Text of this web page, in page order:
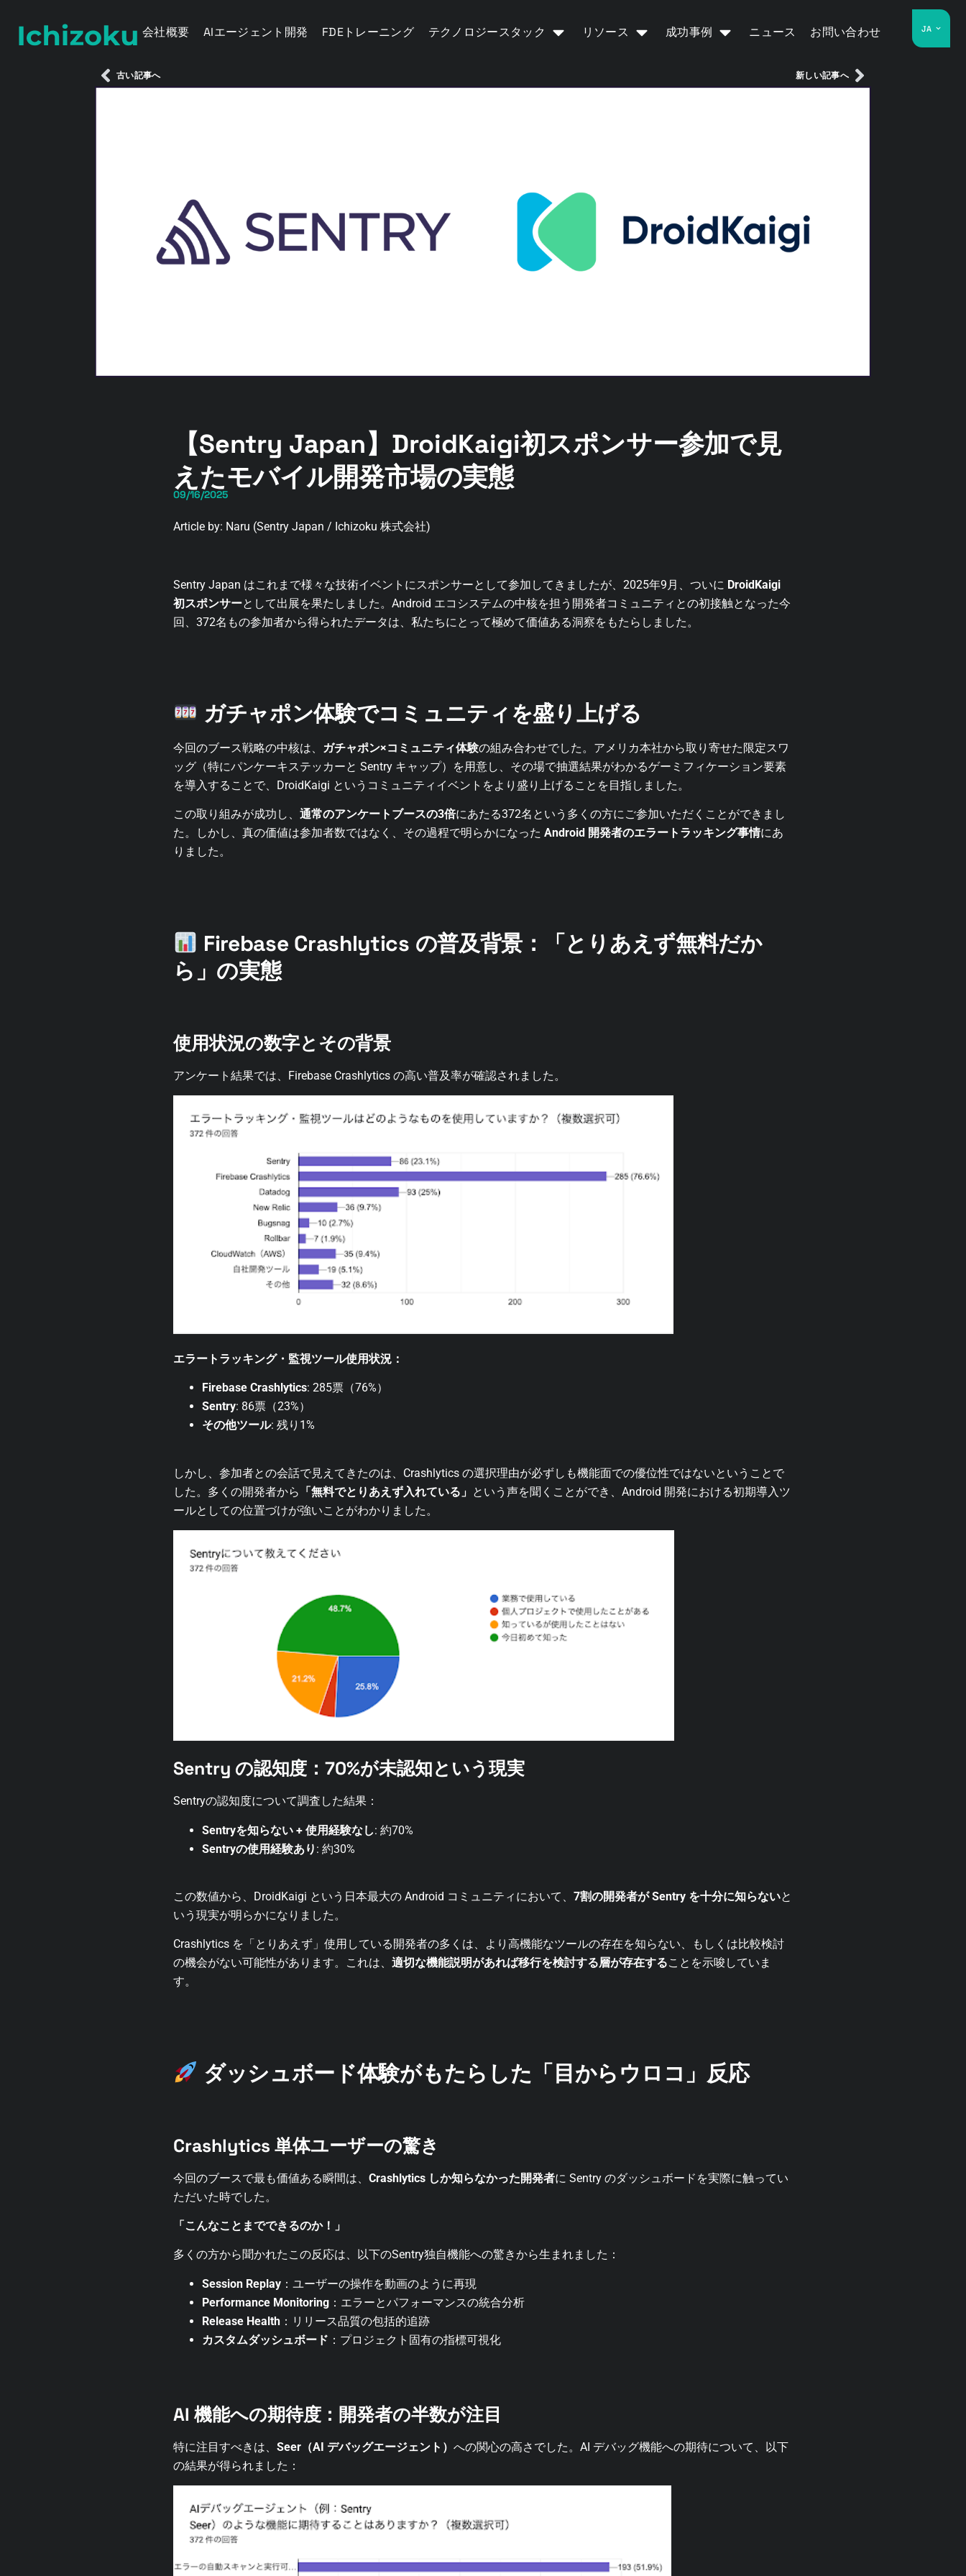
会社概要 AIエージェント開発 FDEトレーニング テクノロジースタック リソース 成功事例 ニュース お問い合わせ JA
古い記事へ 新しい記事へ
【Sentry Japan】DroidKaigi初スポンサー参加で見
えたモバイル開発市場の実態
09/16/2025
Article by: Naru (Sentry Japan / Ichizoku 株式会社)
Sentry Japan はこれまで様々な技術イベントにスポンサーとして参加してきましたが、2025年9月、ついに DroidKaigi
初スポンサーとして出展を果たしました。Android エコシステムの中核を担う開発者コミュニティとの初接触となった今
回、372名もの参加者から得られたデータは、私たちにとって極めて価値ある洞察をもたらしました。
ガチャポン体験でコミュニティを盛り上げる
今回のブース戦略の中核は、 ガチャポン×コミュニティ体験の組み合わせでした。アメリカ本社から取り寄せた限定スワ
ッグ（特にパンケーキステッカーと Sentry キャップ）を用意し、その場で抽選結果がわかるゲーミフィケーション要素
を導入することで、DroidKaigi というコミュニティイベントをより盛り上げることを目指しました。
この取り組みが成功し、 通常のアンケートブースの3倍にあたる372名という多くの方にご参加いただくことができまし
た。しかし、真の価値は参加者数ではなく、その過程で明らかになった Android 開発者のエラートラッキング事情にあ
りました。
Firebase Crashlytics の普及背景：「とりあえず無料だか
ら」の実態
使用状況の数字とその背景
アンケート結果では、Firebase Crashlytics の高い普及率が確認されました。
エラートラッキング・監視ツール使用状況：
Firebase Crashlytics: 285票（76%）
Sentry: 86票（23%）
その他ツール: 残り1%
しかし、参加者との会話で見えてきたのは、Crashlytics の選択理由が必ずしも機能面での優位性ではないということで
した。多くの開発者から 「無料でとりあえず入れている」 という声を聞くことができ、Android 開発における初期導入ツ
ールとしての位置づけが強いことがわかりました。
Sentry の認知度：70%が未認知という現実
Sentryの認知度について調査した結果：
Sentryを知らない + 使用経験なし: 約70%
Sentryの使用経験あり : 約30%
この数値から、DroidKaigi という日本最大の Android コミュニティにおいて、 7割の開発者が Sentry を十分に知らないと
いう現実が明らかになりました。
Crashlytics を「とりあえず」使用している開発者の多くは、より高機能なツールの存在を知らない、もしくは比較検討
の機会がない可能性があります。これは、 適切な機能説明があれば移行を検討する層が存在することを示唆していま
す。
ダッシュボード体験がもたらした「目からウロコ」反応
Crashlytics 単体ユーザーの驚き
今回のブースで最も価値ある瞬間は、 Crashlytics しか知らなかった開発者に Sentry のダッシュボードを実際に触ってい
ただいた時でした。
「こんなことまでできるのか！」
多くの方から聞かれたこの反応は、以下のSentry独自機能への驚きから生まれました：
Session Replay ：ユーザーの操作を動画のように再現
Performance Monitoring ：エラーとパフォーマンスの統合分析
Release Health ：リリース品質の包括的追跡
カスタムダッシュボード ：プロジェクト固有の指標可視化
AI 機能への期待度：開発者の半数が注目
特に注目すべきは、 Seer（AI デバッグエージェント） への関心の高さでした。AI デバッグ機能への期待について、以下
の結果が得られました：